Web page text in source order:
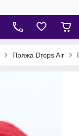
Пряжа Drops Air